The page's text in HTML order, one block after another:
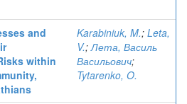
and
within
Karabiniuk, M.; Leta,
V.;Лета, Василь
Васильович;
Tytarenko, O.